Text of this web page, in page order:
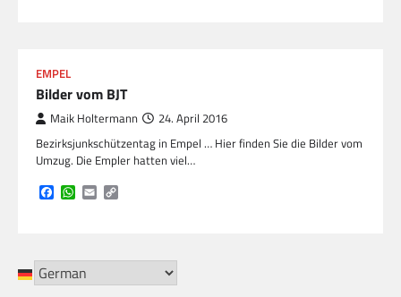
EMPEL
Bilder vom BJT
Maik Holtermann 24. April 2016
Bezirksjunkschützentag in Empel … Hier finden Sie die Bilder vom
Umzug. Die Empler hatten viel…
Facebook
WhatsApp
Email